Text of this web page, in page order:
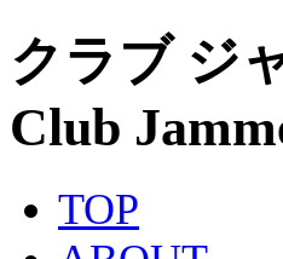
クラブ ジ
Club
TOP